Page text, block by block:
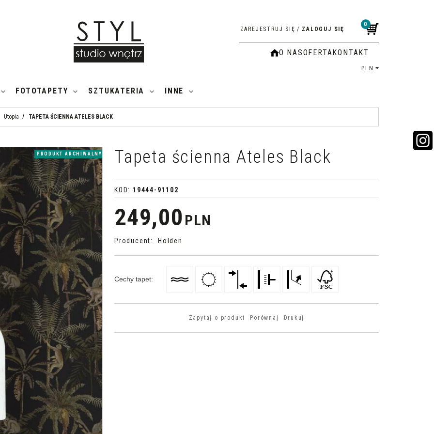
0
ZAREJESTRUJ SIĘ / ZALOGUJ SIĘ
O NASOFERTAKONTAKT
PLN
FOTOTAPETY SZTUKATERIA INNE
Utopia / TAPETA ŚCIENNA ATELES BLACK
>
PRODUKT ARCHIWALNY Tapeta ścienna Ateles Black
KOD: 19444-91102
249,00 PLN
Producent: Holden
Cechy tapet:
Zapytaj o produkt Porównaj Drukuj